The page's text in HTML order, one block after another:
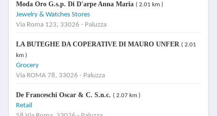
Moda Oro G.s.p. Di D'arpe Anna Maria ( 2.01 km )
Jewelry & Watches Stores
Via Roma 123, 33026 - Paluzza
LA BUTEGHE DA COPERATIVE DI MAURO UNFER ( 2.01
km )
Grocery
Via ROMA 78, 33026 - Paluzza
De Franceschi Oscar & C. S.n.c. ( 2.07 km )
Retail